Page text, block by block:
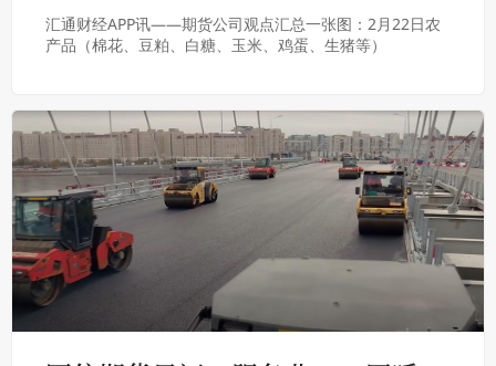
汇通财经APP讯——期货公司观点汇总一张图：2月22日农
产品（棉花、豆粕、白糖、玉米、鸡蛋、生猪等）